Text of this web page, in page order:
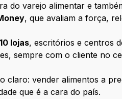
do varejo alimentar e
, que avaliam a força,
lojas, escritórios e centros
sempre com o cliente no
vender alimentos a
que é a cara do país.